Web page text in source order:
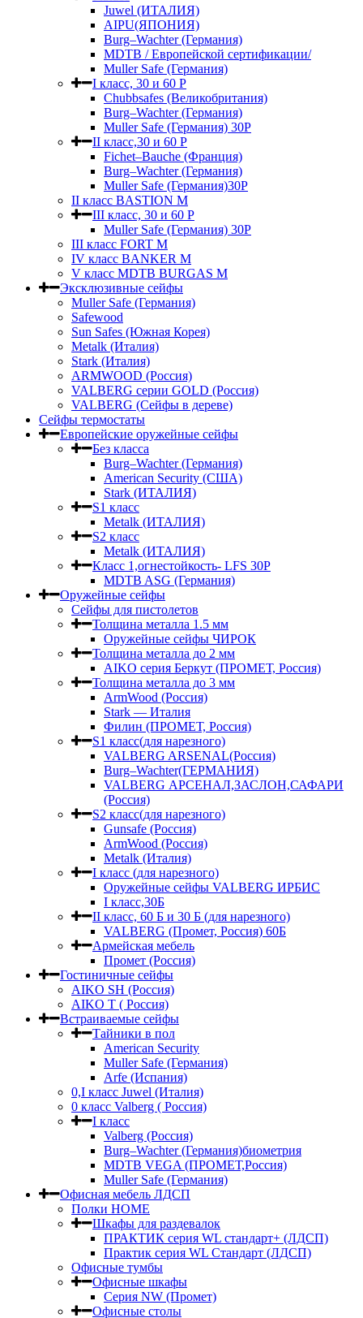
Juwel (ИТАЛИЯ)
AIPU(ЯПОНИЯ)
Burg–Wachter (Германия)
MDTB / Европейской сертификации/
Muller Safe (Германия)
I класс, 30 и 60 P
Chubbsafes (Великобритания)
Burg–Wachter (Германия)
Muller Safe (Германия) 30Р
II класс,30 и 60 P
Fichet–Bauche (Франция)
Burg–Wachter (Германия)
Muller Safe (Германия)30P
II класс BASTION M
III класс, 30 и 60 P
Muller Safe (Германия) 30Р
III класс FORT M
IV класс BANKER M
V класс МDTB BURGAS M
Эксклюзивные сейфы
Muller Safe (Германия)
Safewood
Sun Safes (Южная Корея)
Metalk (Италия)
Stark (Италия)
ARMWOOD (Россия)
VALBERG серии GOLD (Россия)
VALBERG (Сейфы в дереве)
Сейфы термостаты
Европейские оружейные сейфы
Без класса
Burg–Wachter (Германия)
American Security (США)
Stark (ИТАЛИЯ)
S1 класс
Metalk (ИТАЛИЯ)
S2 класс
Metalk (ИТАЛИЯ)
Класс 1,огнестойкость- LFS 30P
MDTB ASG (Германия)
Оружейные сейфы
Сейфы для пистолетов
Толщина металла 1.5 мм
Оружейные сейфы ЧИРОК
Толщина металла до 2 мм
AIKO серия Беркут (ПРОМЕТ, Россия)
Толщина металла до 3 мм
ArmWood (Россия)
Stark — Италия
Филин (ПРОМЕТ, Россия)
S1 класс(для нарезного)
VALBERG ARSENAL(Россия)
Burg–Wachter(ГЕРМАНИЯ)
VALBERG АРСЕНАЛ,ЗАСЛОН,САФАРИ
(Россия)
S2 класс(для нарезного)
Gunsafe (Россия)
ArmWood (Россия)
Metalk (Италия)
I класс (для нарезного)
Оружейные сейфы VALBERG ИРБИС
I класс,30Б
II класс, 60 Б и 30 Б (для нарезного)
VALBERG (Промет, Россия) 60Б
Армейская мебель
Промет (Россия)
Гостиничные сейфы
AIKO SH (Россия)
AIKO Т ( Россия)
Встраиваемые сейфы
Тайники в пол
American Security
Muller Safe (Германия)
Arfe (Испания)
0,I класс Juwel (Италия)
0 класс Valberg ( Россия)
I класс
Valberg (Россия)
Burg–Wachter (Германия)биометрия
MDTB VEGA (ПРОМЕТ,Россия)
Muller Safe (Германия)
Офисная мебель ЛДСП
Полки HOME
Шкафы для раздевалок
ПРАКТИК серия WL стандарт+ (ЛДСП)
Практик серия WL Стандарт (ЛДСП)
Офисные тумбы
Офисные шкафы
Серия NW (Промет)
Офисные столы